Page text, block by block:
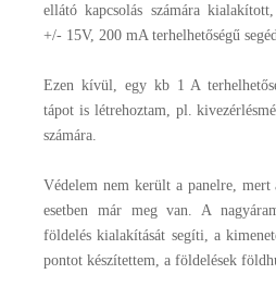
ellátó kapcsolás számára
+/- 15V, 200 mA terhelhetőségű
Ezen kívül, egy kb 1 A
tápot is létrehoztam, pl.
számára.
Védelem nem került a panelre,
esetben már meg van. A
földelés kialakítását segíti, a
pontot készítettem, a földelések